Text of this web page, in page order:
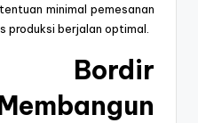
minimal pemesanan
produksi berjalan optimal.
Bordir